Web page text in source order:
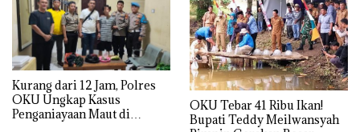
Kurang dari 12 Jam, Polres
OKU Ungkap Kasus
Penganiayaan Maut di
OKU Tebar 41 Ribu Ikan!
Bupati Teddy Meilwansyah